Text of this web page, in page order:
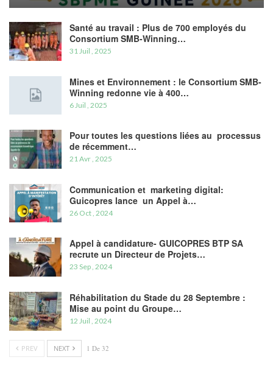
Santé au travail : Plus de 700 employés du
Consortium SMB-Winning…
31 Juil , 2025
Mines et Environnement : le Consortium SMB-
Winning redonne vie à 400…
6 Juil , 2025
Pour toutes les questions liées au processus
de récemment…
21 Avr , 2025
Communication et marketing digital:
Guicopres lance un Appel à…
26 Oct , 2024
Appel à candidature- GUICOPRES BTP SA
recrute un Directeur de Projets…
23 Sep , 2024
Réhabilitation du Stade du 28 Septembre :
Mise au point du Groupe…
12 Juil , 2024
PREV NEXT 1 De 32